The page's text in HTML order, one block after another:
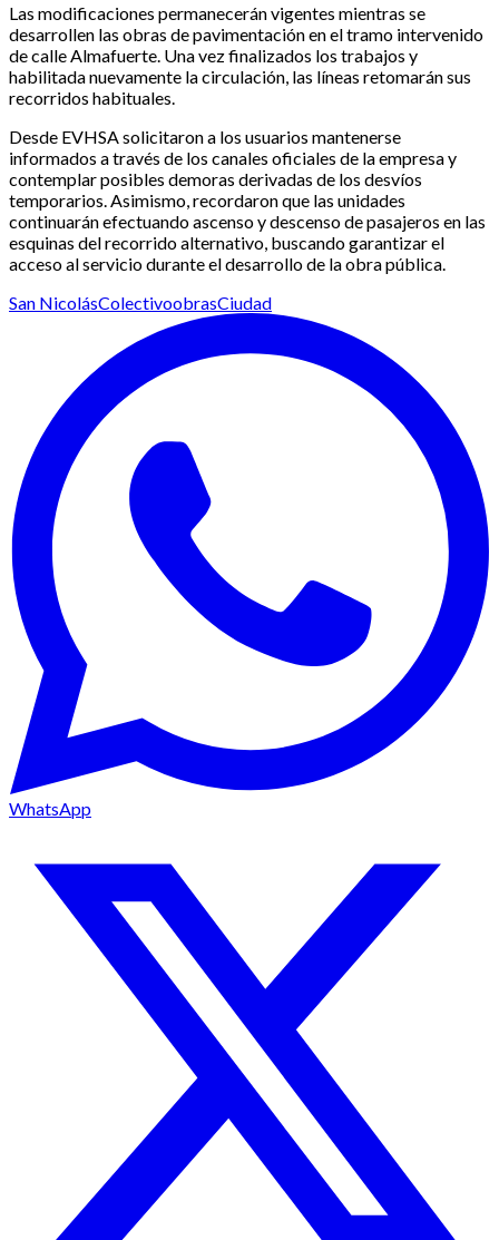
Las modificaciones permanecerán vigentes mientras se
desarrollen las obras de pavimentación en el tramo intervenido
de calle Almafuerte. Una vez finalizados los trabajos y
habilitada nuevamente la circulación, las líneas retomarán sus
recorridos habituales.
Desde EVHSA solicitaron a los usuarios mantenerse
informados a través de los canales oficiales de la empresa y
contemplar posibles demoras derivadas de los desvíos
temporarios. Asimismo, recordaron que las unidades
continuarán efectuando ascenso y descenso de pasajeros en las
esquinas del recorrido alternativo, buscando garantizar el
acceso al servicio durante el desarrollo de la obra pública.
San NicolásColectivoobrasCiudad
WhatsApp